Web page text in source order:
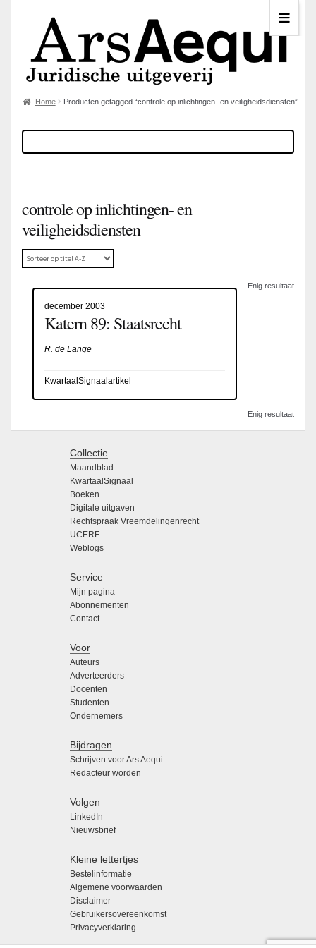
Home Producten getagged “controle op inlichtingen- en veiligheidsdiensten”
controle op inlichtingen- en
veiligheidsdiensten
Enig resultaat
december 2003
Katern 89: Staatsrecht
R. de Lange
KwartaalSignaalartikel
Enig resultaat
Collectie
Maandblad
KwartaalSignaal
Boeken
Digitale uitgaven
Rechtspraak Vreemdelingenrecht
UCERF
Weblogs
Service
Mijn pagina
Abonnementen
Contact
Voor
Auteurs
Adverteerders
Docenten
Studenten
Ondernemers
Bijdragen
Schrijven voor Ars Aequi
Redacteur worden
Volgen
LinkedIn
Nieuwsbrief
Kleine lettertjes
Bestelinformatie
Algemene voorwaarden
Disclaimer
Gebruikersovereenkomst
Privacyverklaring